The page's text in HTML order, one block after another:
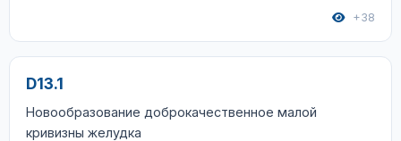
+38
D13.1
Новообразование доброкачественное малой
кривизны желудка